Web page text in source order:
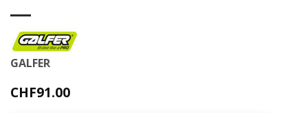
GALFER
CHF91.00